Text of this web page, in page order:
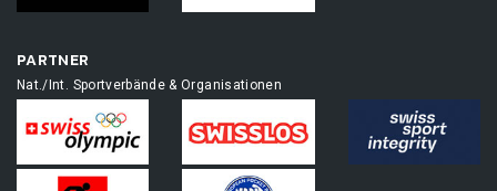
PARTNER
Nat./Int. Sportverbände & Organisationen